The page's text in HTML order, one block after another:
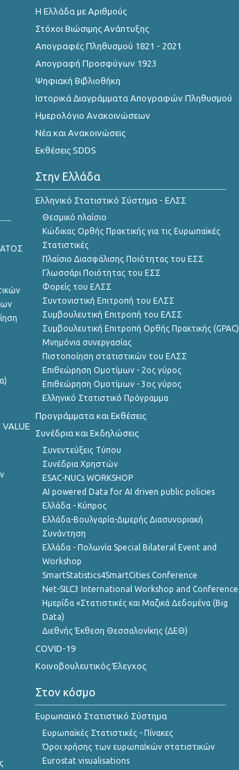
Η Ελλάδα με Αριθμούς
Στόχοι Βιώσιμης Ανάπτυξης
Απογραφές Πληθυσμού 1821 - 2021
Απογραφή Προσφύγων 1923
Ψηφιακή Βιβλιοθήκη
Ιστορικά Διαγράμματα Απογραφών Πληθυσμού
Ημερολόγιο Ανακοινώσεων
Νέα και Ανακοινώσεις
Εκθέσεις SDDS
Στην Ελλάδα
Ελληνικό Στατιστικό Σύστημα - ΕΛΣΣ
Θεσμικό πλαίσιο
Κώδικας Ορθής Πρακτικής για τις Ευρωπαϊκές
Στατιστικές
Πλαίσιο Διασφάλισης Ποιότητας του ΕΣΣ
Γλωσσάρι Ποιότητας του ΕΣΣ
Φορείς του ΕΛΣΣ
Συντονιστική Επιτροπή του ΕΛΣΣ
Συμβουλευτική Επιτροπή του ΕΛΣΣ
Συμβουλευτική Επιτροπή Ορθής Πρακτικής (GPAC)
Μνημόνια συνεργασίας
Πιστοποίηση στατιστικών του ΕΛΣΣ
Επιθεώρηση Ομοτίμων - 2ος γύρος
Επιθεώρηση Ομοτίμων - 3ος γύρος
Ελληνικό Στατιστικό Πρόγραμμα
Προγράμματα και Εκθέσεις
Συνέδρια και Εκδηλώσεις
Συνεντεύξεις Τύπου
Συνέδρια Χρηστών
ESAC-NUCs WORKSHOP
AI powered Data for AI driven public policies
Ελλάδα - Κύπρος
Ελλάδα-Βουλγαρία-Διμερής Διασυνοριακή
Συνάντηση
Ελλάδα - Πολωνία Special Bilateral Event and
Workshop
SmartStatistics4SmartCities Conference
Net-SILC3 International Workshop and Conference
Ημερίδα «Στατιστικές και Μαζικά Δεδομένα (Big
Data)
Διεθνής Έκθεση Θεσσαλονίκης (ΔΕΘ)
COVID-19
Κοινοβουλευτικός Έλεγχος
Στον κόσμο
Ευρωπαϊκό Στατιστικό Σύστημα
Ευρωπαϊκές Στατιστικές - Πίνακες
Όροι χρήσης των ευρωπαΪκών στατιστικών
Eurostat visualisations